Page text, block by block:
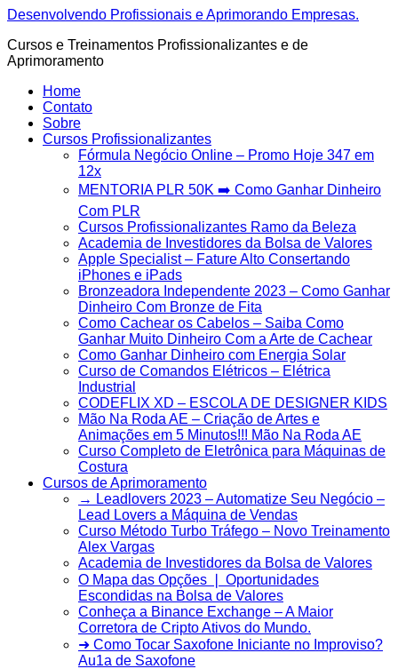
Ir
o
conteúdo
Desenvolvendo Profissionais e Aprimorando Empresas.
Cursos e Treinamentos Profissionalizantes e de
Aprimoramento
Home
Contato
Sobre
Cursos Profissionalizantes
Fórmula Negócio OnIine – Promo Hoje 347 em
12x
MENTORIA PLR 50K ➡️ Como Ganhar Dinheiro
Com PLR
Cursos Profissionalizantes Ramo da Beleza
Academia de Investidores da Bolsa de Valores
Apple Specialist – Fature Alto Consertando
iPhones e iPads
Bronzeadora Independente 2023 – Como Ganhar
Dinheiro Com Bronze de Fita
Como Cachear os Cabelos – Saiba Como
Ganhar Muito Dinheiro Com a Arte de Cachear
Como Ganhar Dinheiro com Energia Solar
Curso de Comandos Elétricos – Elétrica
Industrial
CODEFLIX XD – ESCOLA DE DESIGNER KIDS
Mão Na Roda AE – Criação de Artes e
Animações em 5 Minutos!!! Mão Na Roda AE
Curso Completo de Eletrônica para Máquinas de
Costura
Cursos de Aprimoramento
→ Leadlovers 2023 – Automatize Seu Negócio –
Lead Lovers a Máquina de Vendas
Curso Método Turbo Tráfego – Novo Treinamento
Alex Vargas
Academia de Investidores da Bolsa de Valores
O Mapa das Opções ❘ Oportunidades
Escondidas na Bolsa de Valores
Conheça a Binance Exchange – A Maior
Corretora de Cripto Ativos do Mundo.
➜ Como Tocar Saxofone Iniciante no Improviso?
Au1a de Saxofone